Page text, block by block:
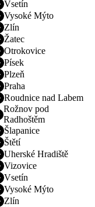
Vsetín
Vysoké Mýto
Zlín
Žatec
Otrokovice
Písek
Plzeň
Praha
Roudnice nad Labem
Rožnov pod
Radhoštěm
Šlapanice
Štětí
Uherské Hradiště
Vizovice
Vsetín
Vysoké Mýto
Zlín